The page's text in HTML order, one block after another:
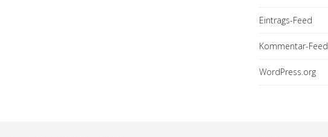
Eintrags-Feed
Kommentar-Feed
WordPress.org